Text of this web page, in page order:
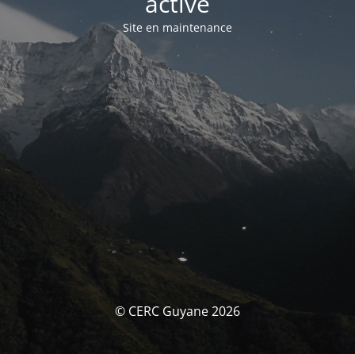
Site en maintenance
© CERC Guyane 2026